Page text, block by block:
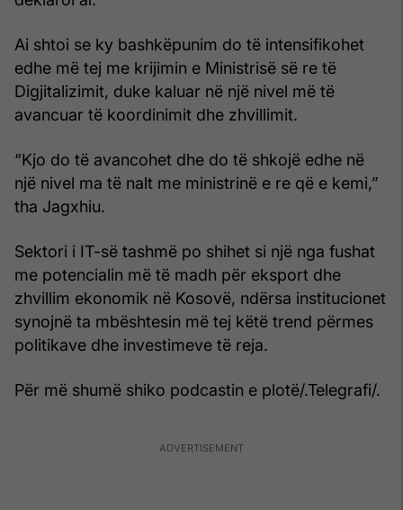
Ai shtoi se ky bashkëpunim do të intensifikohet
edhe më tej me krijimin e Ministrisë së re të
Digjitalizimit, duke kaluar në një nivel më të
avancuar të koordinimit dhe zhvillimit.
“Kjo do të avancohet dhe do të shkojë edhe në
një nivel ma të nalt me ministrinë e re që e kemi,”
tha Jagxhiu.
Sektori i IT-së tashmë po shihet si një nga fushat
me potencialin më të madh për eksport dhe
zhvillim ekonomik në Kosovë, ndërsa institucionet
synojnë ta mbështesin më tej këtë trend përmes
politikave dhe investimeve të reja.
Për më shumë shiko podcastin e plotë/.Telegrafi/.